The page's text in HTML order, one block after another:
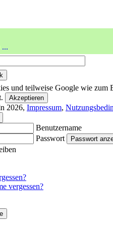
...
und teilweise Google wie zum
Akzeptieren
2026, Impressum,
Benutzername
Passwort
Passwort
vergessen?